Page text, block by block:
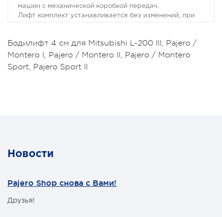
машин с механической коробкой передач.
Лифт комплект устанавливается без изменений, при
Инструкциия позволяет установить данный комплект
самостоятельно при помощи доступного инструмента.
АКПП" наличием удлинителей кулис.
Бодилифт 4 см для Mitsubishi L-200 III, Pajero /
Montero I, Pajero / Montero II, Pajero / Montero
Sport, Pajero Sport II
Новости
Pajero Shop снова с Вами!
Друзья!